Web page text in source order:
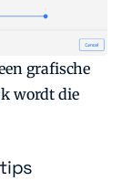
grafische
wordt die